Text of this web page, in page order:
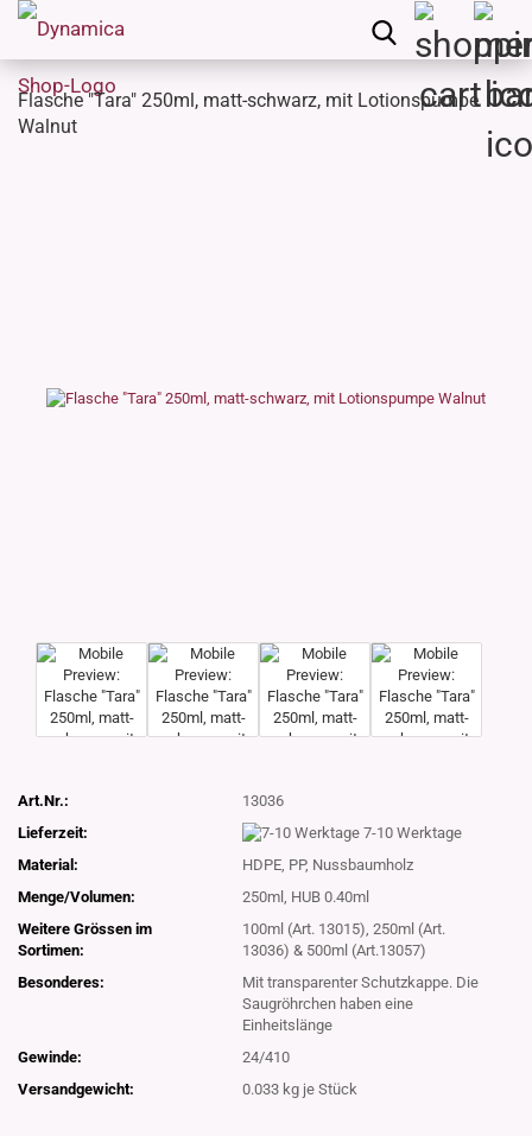
Flasche "Tara" 250ml, matt-schwarz, mit Lotionspumpe
Walnut
Art.Nr.:
13036
Lieferzeit:
7-10 Werktage
Material:
HDPE, PP, Nussbaumholz
Menge/Volumen:
250ml, HUB 0.40ml
Weitere Grössen im
Sortimen:
100ml (Art. 13015), 250ml (Art.
13036) & 500ml (Art.13057)
Besonderes:
Mit transparenter Schutzkappe. Die
Saugröhrchen haben eine
Einheitslänge
Gewinde:
24/410
Versandgewicht:
0.033 kg je Stück